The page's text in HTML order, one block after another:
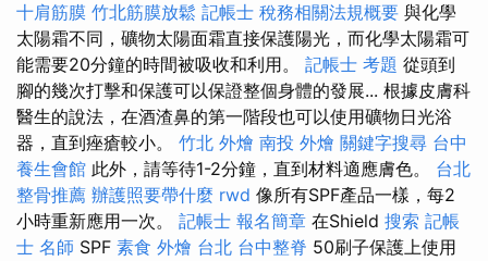
十肩筋膜 竹北筋膜放鬆 記帳士 稅務相關法規概要 與化學
太陽霜不同，礦物太陽面霜直接保護陽光，而化學太陽霜可
能需要20分鐘的時間被吸收和利用。 記帳士 考題 從頭到
腳的幾次打擊和保護可以保證整個身體的發展... 根據皮膚科
醫生的說法，在酒渣鼻的第一階段也可以使用礦物日光浴
器，直到痤瘡較小。 竹北 外燴 南投 外燴 關鍵字搜尋 台中
養生會館 此外，請等待1-2分鐘，直到材料適應膚色。 台北
整骨推薦 辦護照要帶什麼 rwd 像所有SPF產品一樣，每2
小時重新應用一次。 記帳士 報名簡章 在Shield 搜索 記帳
士 名師 SPF 素食 外燴 台北 台中整脊 50刷子保護上使用